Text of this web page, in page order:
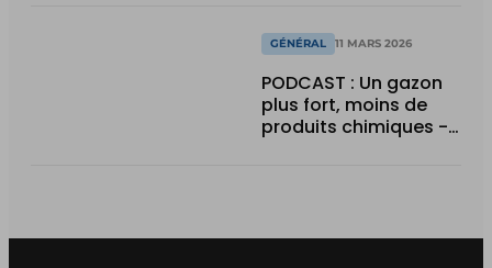
ouvertes
GÉNÉRAL 11 MARS 2026
PODCAST : Un gazon
plus fort, moins de
produits chimiques -